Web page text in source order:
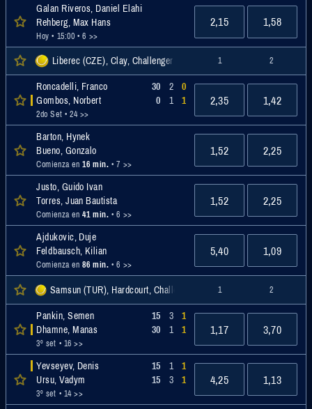
Galan Riveros, Daniel Elahi
Rehberg, Max Hans
Hoy • 15:00 • 6 >>
2,15 1,58
Liberec (CZE), Clay, Challenger 1 2
Roncadelli, Franco
Gombos, Norbert
2do Set • 24 >>
30
0
2
1
0
1
2,35 1,42
Barton, Hynek
Bueno, Gonzalo
Comienza en 16 min. • 7 >>
1,52 2,25
Justo, Guido Ivan
Torres, Juan Bautista
Comienza en 41 min. • 6 >>
1,52 2,25
Ajdukovic, Duje
Feldbausch, Kilian
Comienza en 86 min. • 6 >>
5,40 1,09
Samsun (TUR), Hardcourt, Challenger 1 2
Pankin, Semen
Dhamne, Manas
3º set • 16 >>
15
30
3
1
1
1
1,17 3,70
Yevseyev, Denis
Ursu, Vadym
3º set • 14 >>
15
15
1
3
1
1
4,25 1,13